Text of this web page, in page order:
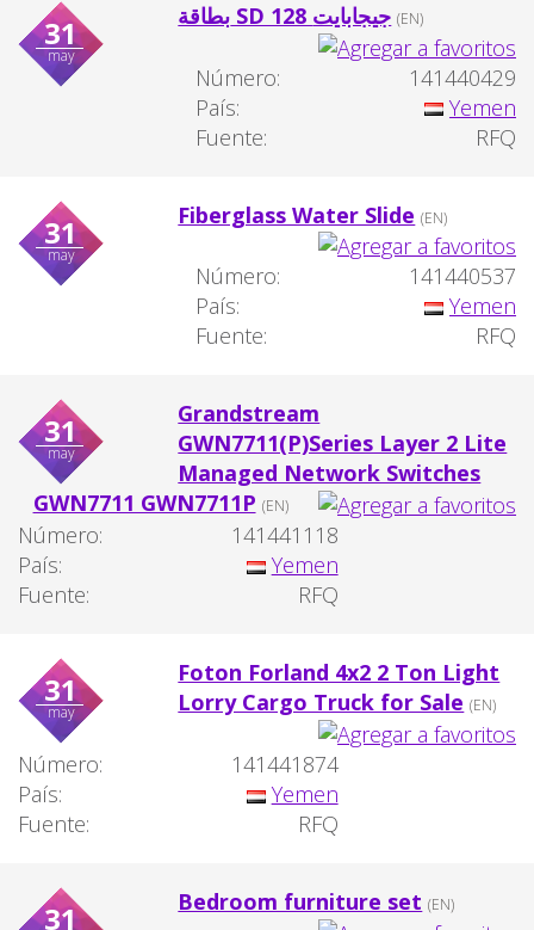
31
may
بطاقة SD 128 جيجابايت (EN)
Número:
141440429
País:
Yemen
Fuente:
RFQ
31
may
Fiberglass Water Slide (EN)
Número:
141440537
País:
Yemen
Fuente:
RFQ
31
may
Grandstream
GWN7711(P)Series Layer 2 Lite
Managed Network Switches
GWN7711 GWN7711P (EN)
Número:
141441118
País:
Yemen
Fuente:
RFQ
31
may
Foton Forland 4x2 2 Ton Light
Lorry Cargo Truck for Sale (EN)
Número:
141441874
País:
Yemen
Fuente:
RFQ
31 Bedroom furniture set (EN)